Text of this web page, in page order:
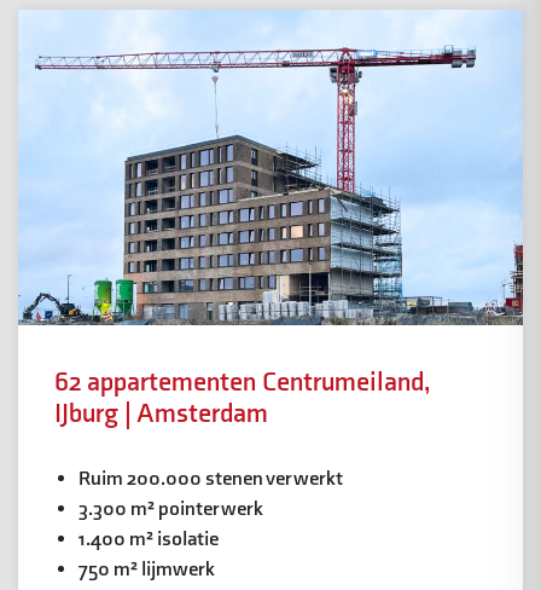
62 appartementen Centrumeiland,
IJburg | Amsterdam
Ruim 200.000 stenen verwerkt
3.300 m² pointerwerk
1.400 m² isolatie
750 m² lijmwerk